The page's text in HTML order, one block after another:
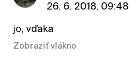
26. 6. 2018, 09:48
jo, vďaka
Zobraziť vlákno